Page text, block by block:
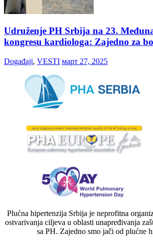
Udruženje PH Srbija na 23.
kongresu kardiologa: Zajedno za
Događaji, VESTI март 27, 2025
Plućna hipertenzija Srbija je neprofitna
ostvarivanja ciljeva u oblasti unapređivanja
sa PH. Zajedno smo jači od plućne